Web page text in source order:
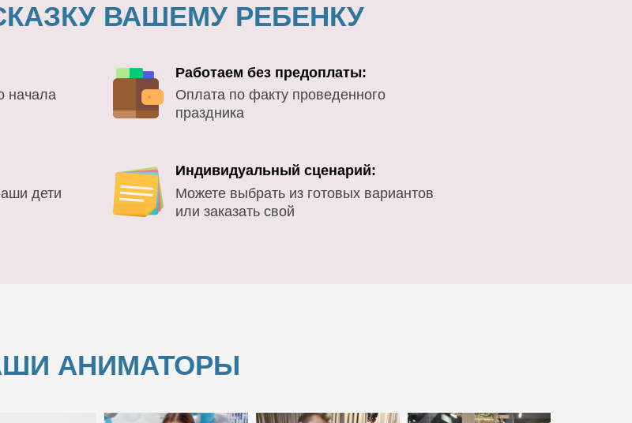
ВАШЕМУ РЕБЕНКУ
начала
Работаем без предоплаты:
Оплата по факту проведенного
праздника
дети
Индивидуальный сценарий:
Можете выбрать из готовых вариантов
или заказать свой
АНИМАТОРЫ